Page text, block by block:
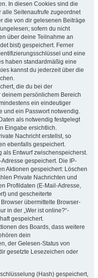
In diesen Cookies sind die
Seitenaufrufe zugeordnet
die von dir gelesenen Beiträge
sofern du nicht
über deine Teilnahme an
bist) gespeichert. Ferner
und eine
haben standardmäßig eine
kannst du jederzeit über die
die du bei der
persönlichem Bereich
ein eindeutiger
und ein Passwort notwendig.
als notwendig festgelegt
Eingabe ersichtlich.
Nachricht erstellst, so
ebenfalls gespeichert.
als Entwurf zwischenspeicherst.
gespeichert. Die IP-
Aktionen gespeichert: Löschen
Private Nachrichten und
Profildaten (E-Mail-Adresse,
und gescheiterte
übermittelte Browser-
in der „Wer ist online?“-
gespeichert.
des Boards, dass weitere
dein
der Gelesen-Status von
gesetzte Lesezeichen oder
(Hash) gespeichert,